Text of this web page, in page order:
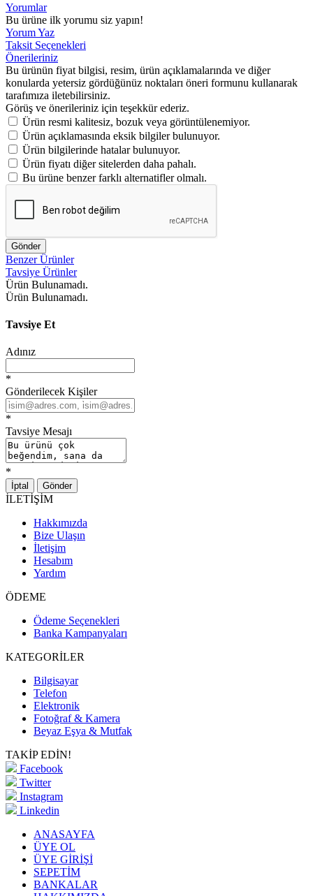
Yorumlar
Bu ürüne ilk yorumu siz yapın!
Yorum Yaz
Taksit Seçenekleri
Önerileriniz
Bu ürünün fiyat bilgisi, resim, ürün açıklamalarında ve diğer
konularda yetersiz gördüğünüz noktaları öneri formunu kullanarak
tarafımıza iletebilirsiniz.
Görüş ve önerileriniz için teşekkür ederiz.
Ürün resmi kalitesiz, bozuk veya görüntülenemiyor.
Ürün açıklamasında eksik bilgiler bulunuyor.
Ürün bilgilerinde hatalar bulunuyor.
Ürün fiyatı diğer sitelerden daha pahalı.
Bu ürüne benzer farklı alternatifler olmalı.
Gönder
Benzer Ürünler
Tavsiye Ürünler
Ürün Bulunamadı.
Ürün Bulunamadı.
Tavsiye Et
Adınız
*
Gönderilecek Kişiler
*
Tavsiye Mesajı
*
İptal Gönder
İLETİŞİM
Hakkımızda
Bize Ulaşın
İletişim
Hesabım
Yardım
ÖDEME
Ödeme Seçenekleri
Banka Kampanyaları
KATEGORİLER
Bilgisayar
Telefon
Elektronik
Fotoğraf & Kamera
Beyaz Eşya & Mutfak
TAKİP EDİN!
Facebook
Twitter
Instagram
Linkedin
ANASAYFA
ÜYE OL
ÜYE GİRİŞİ
SEPETİM
BANKALAR